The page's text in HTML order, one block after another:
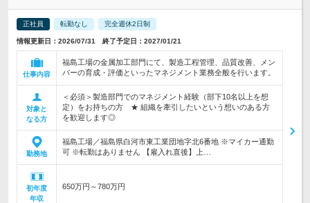
正社員 転勤なし 完全週休2日制
情報更新日：2026/07/31 終了予定日：2027/01/21
仕事内容
福島工場の金属加工部門にて、製造工程管理、品質改善、メン
バーの育成・評価といったマネジメント業務全般を行います。
対象と
なる方
＜必須＞製造部門でのマネジメント経験（部下10名以上を想
定）をお持ちの方 ★ 組織を牽引したいという想いのある方
を歓迎します◎
勤務地
福島工場／福島県白河市東工業団地字北6番地 ※マイカー通勤
可 ※転勤はありません 【雇入れ直後】上…
初年度
年収
650万円～780万円